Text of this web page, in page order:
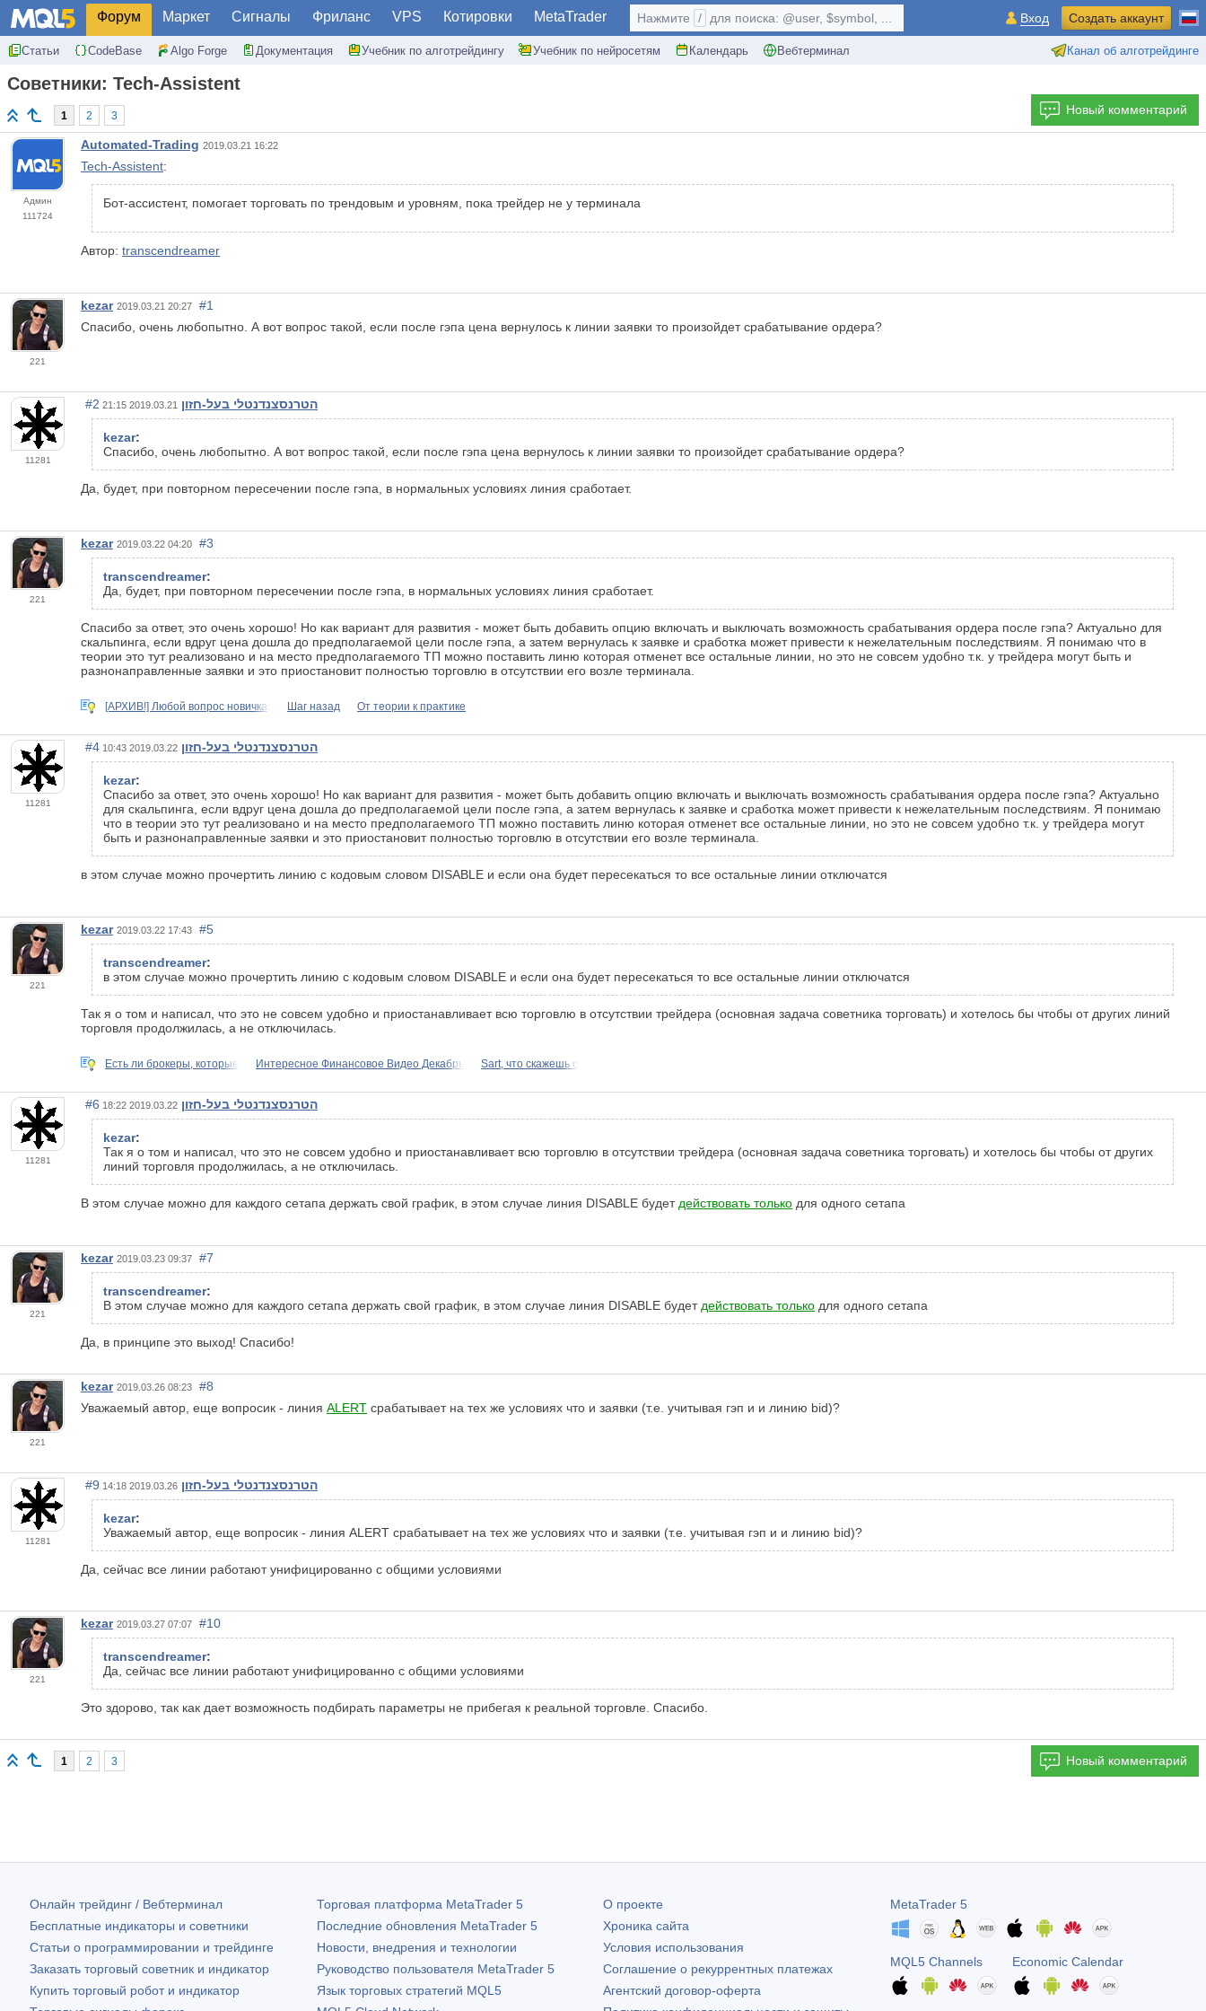
Форум Маркет Сигналы Фриланс VPS Котировки MetaTrader
Статьи CodeBase Algo Forge Документация Учебник по алготрейдингу Учебник по нейросетям Календарь Вебтерминал Канал об алготрейдинге
Нажмите / для поиска: @user, $symbol, ... Вход Создать аккаунт
Советники: Tech-Assistent
1 2 3 Новый комментарий
Админ
111724
Automated-Trading 2019.03.21 16:22
Tech-Assistent:
Бот-ассистент, помогает торговать по трендовым и уровням, пока трейдер не у терминала
Автор: transcendreamer
221
kezar 2019.03.21 20:27
#1
Спасибо, очень любопытно. А вот вопрос такой, если после гэпа цена вернулось к линии заявки то произойдет срабатывание ордера?
11281
הטרנסצנדנטלי בעל-חזון 2019.03.21 21:15
#2
kezar:
Спасибо, очень любопытно. А вот вопрос такой, если после гэпа цена вернулось к линии заявки то произойдет срабатывание ордера?
Да, будет, при повторном пересечении после гэпа, в нормальных условиях линия сработает.
221
kezar 2019.03.22 04:20 #3
transcendreamer:
Да, будет, при повторном пересечении после гэпа, в нормальных условиях линия сработает.
Спасибо за ответ, это очень хорошо! Но как вариант для развития - может быть добавить опцию включать и выключать возможность срабатывания ордера после гэпа? Актуально для
скальпинга, если вдруг цена дошла до предполагаемой цели после гэпа, а затем вернулась к заявке и сработка может привести к нежелательным последствиям. Я понимаю что в
теории это тут реализовано и на место предполагаемого ТП можно поставить линю которая отменет все остальные линии, но это не совсем удобно т.к. у трейдера могут быть и
разнонаправленные заявки и это приостановит полностью торговлю в отсутствии его возле терминала.
[АРХИВ!] Любой вопрос новичка, Шаг назад От теории к практике
11281
הטרנסצנדנטלי בעל-חזון 2019.03.22 10:43
#4
kezar:
Спасибо за ответ, это очень хорошо! Но как вариант для развития - может быть добавить опцию включать и выключать возможность срабатывания ордера после гэпа? Актуально
для скальпинга, если вдруг цена дошла до предполагаемой цели после гэпа, а затем вернулась к заявке и сработка может привести к нежелательным последствиям. Я понимаю
что в теории это тут реализовано и на место предполагаемого ТП можно поставить линю которая отменет все остальные линии, но это не совсем удобно т.к. у трейдера могут
быть и разнонаправленные заявки и это приостановит полностью торговлю в отсутствии его возле терминала.
в этом случае можно прочертить линию с кодовым словом DISABLE и если она будет пересекаться то все остальные линии отключатся
221
kezar 2019.03.22 17:43 #5
transcendreamer:
в этом случае можно прочертить линию с кодовым словом DISABLE и если она будет пересекаться то все остальные линии отключатся
Так я о том и написал, что это не совсем удобно и приостанавливает всю торговлю в отсутствии трейдера (основная задача советника торговать) и хотелось бы чтобы от других линий
торговля продолжилась, а не отключилась.
Есть ли брокеры, которые Интересное Финансовое Видео Декабрь Sart, что скажешь о
11281
הטרנסצנדנטלי בעל-חזון 2019.03.22 18:22
#6
kezar:
Так я о том и написал, что это не совсем удобно и приостанавливает всю торговлю в отсутствии трейдера (основная задача советника торговать) и хотелось бы чтобы от других
линий торговля продолжилась, а не отключилась.
В этом случае можно для каждого сетапа держать свой график, в этом случае линия DISABLE будет действовать только для одного сетапа
221
kezar 2019.03.23 09:37 #7
transcendreamer:
В этом случае можно для каждого сетапа держать свой график, в этом случае линия DISABLE будет действовать только для одного сетапа
Да, в принципе это выход! Спасибо!
221
kezar 2019.03.26 08:23
#8
Уважаемый автор, еще вопросик - линия ALERT срабатывает на тех же условиях что и заявки (т.е. учитывая гэп и и линию bid)?
11281
הטרנסצנדנטלי בעל-חזון 2019.03.26 14:18
#9
kezar:
Уважаемый автор, еще вопросик - линия ALERT срабатывает на тех же условиях что и заявки (т.е. учитывая гэп и и линию bid)?
Да, сейчас все линии работают унифицированно с общими условиями
221
kezar 2019.03.27 07:07 #10
transcendreamer:
Да, сейчас все линии работают унифицированно с общими условиями
Это здорово, так как дает возможность подбирать параметры не прибегая к реальной торговле. Спасибо.
1 2 3 Новый комментарий
Онлайн трейдинг / Вебтерминал
Бесплатные индикаторы и советники
Статьи о программировании и трейдинге
Заказать торговый советник и индикатор
Купить торговый робот и индикатор
Торговая платформа MetaTrader 5
Последние обновления MetaTrader 5
Новости, внедрения и технологии
Руководство пользователя MetaTrader 5
Язык торговых стратегий MQL5
О проекте
Хроника сайта
Условия использования
Соглашение о рекуррентных платежах
Агентский договор-оферта
MetaTrader 5
MQL5 Channels Economic Calendar